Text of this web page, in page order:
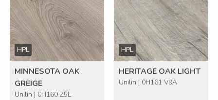
HPL
MINNESOTA OAK
GREIGE
Unilin | 0H160 Z5L
HPL
HERITAGE OAK LIGHT
Unilin | 0H161 V9A